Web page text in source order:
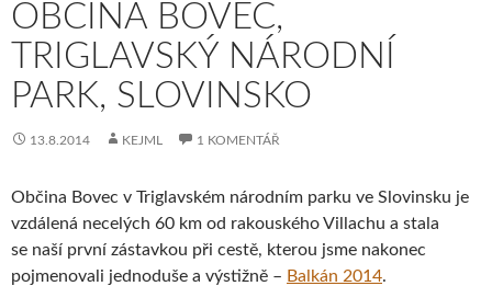
OBČINA BOVEC,
TRIGLAVSKÝ NÁRODNÍ
PARK, SLOVINSKO
13.8.2014 KEJML 1 KOMENTÁŘ
Občina Bovec v Triglavském národním parku ve Slovinsku je
vzdálená necelých 60 km od rakouského Villachu a stala
se naší první zástavkou při cestě, kterou jsme nakonec
pojmenovali jednoduše a výstižně – Balkán 2014.